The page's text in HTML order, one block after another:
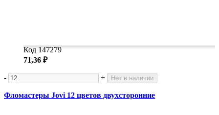
Код 147279
71,36 ₽
- + Нет в наличии
Фломастеры Jovi 12 цветов двухсторонние